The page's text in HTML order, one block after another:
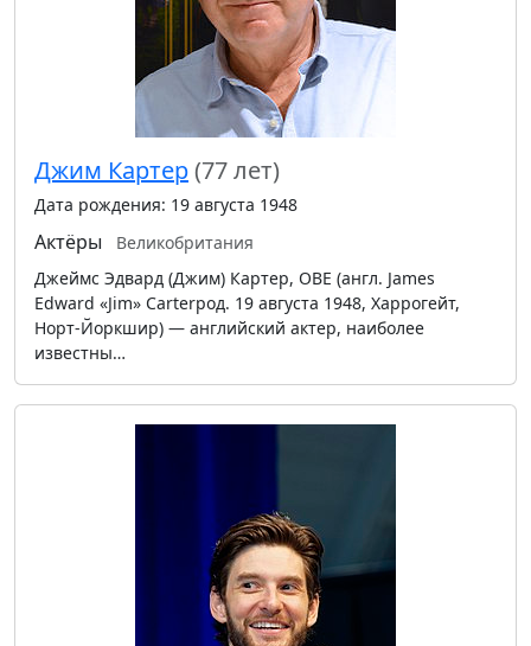
Джим Картер(77 лет)
Дата рождения: 19 августа 1948
Актёры
Великобритания
Джеймс Эдвард (Джим) Картер, OBE (англ. James
Edward «Jim» Carterрод. 19 августа 1948, Харрогейт,
Норт-Йоркшир) — английский актер, наиболее
известны…